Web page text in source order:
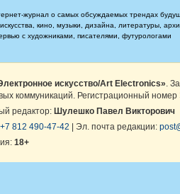
журнал о самых обсуждаемых трендах
кино, музыки, дизайна, литературы,
с художниками, писателями, футурологами
искусство/Art Electronics» .
коммуникаций. Регистрационный
редактор: Шулешко Павел Викторович
+7 812 490-47-42 | Эл. почта редакции:
18+